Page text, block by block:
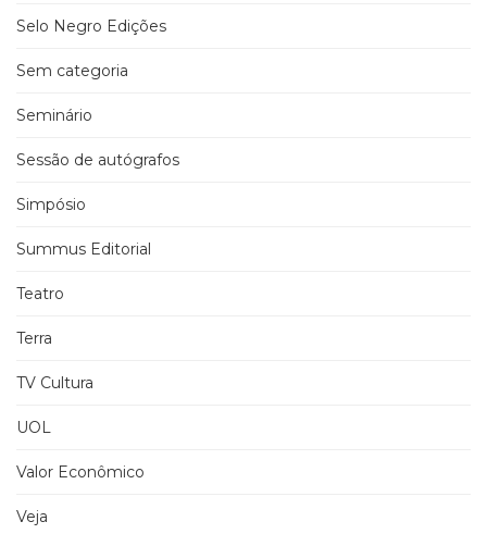
Selo Negro Edições
Sem categoria
Seminário
Sessão de autógrafos
Simpósio
Summus Editorial
Teatro
Terra
TV Cultura
UOL
Valor Econômico
Veja